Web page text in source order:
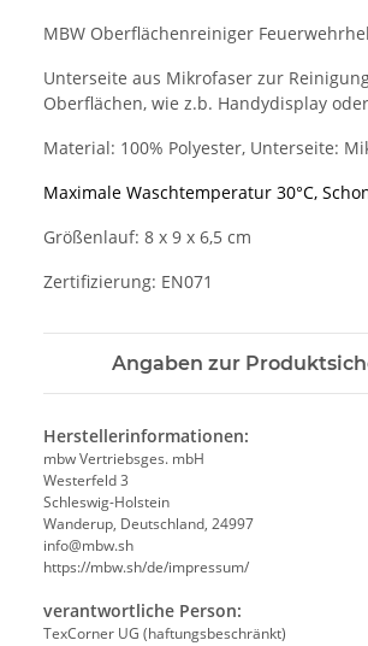
MBW Oberflächenreiniger
Unterseite aus Mikrofaser zur
Oberflächen, wie z.b. Handydisplay
Material: 100% Polyester, Unterseite:
Maximale Waschtemperatur 30°C,
Größenlauf: 8 x 9 x 6,5 cm
Zertifizierung: EN071
Angaben zur
Herstellerinformationen:
mbw Vertriebsges. mbH
Westerfeld 3
Schleswig-Holstein
Wanderup, Deutschland, 24997
info@mbw.sh
https://mbw.sh/de/impressum/
verantwortliche Person:
TexCorner UG (haftungsbeschränkt)